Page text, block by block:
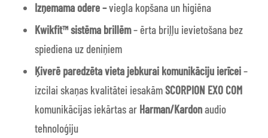
Izņemama odere –viegla kopšana un higiēna
Kwikfit™ sistēma brillēm– ērta briļļu ievietošana bez
spiediena uz deniņiem
Ķiverē paredzēta vieta jebkurai komunikāciju ierīcei–
izcilai skaņas kvalitātei iesakāmSCORPION EXO COM
komunikācijas iekārtas ar Harman/Kardonaudio
tehnoloģiju